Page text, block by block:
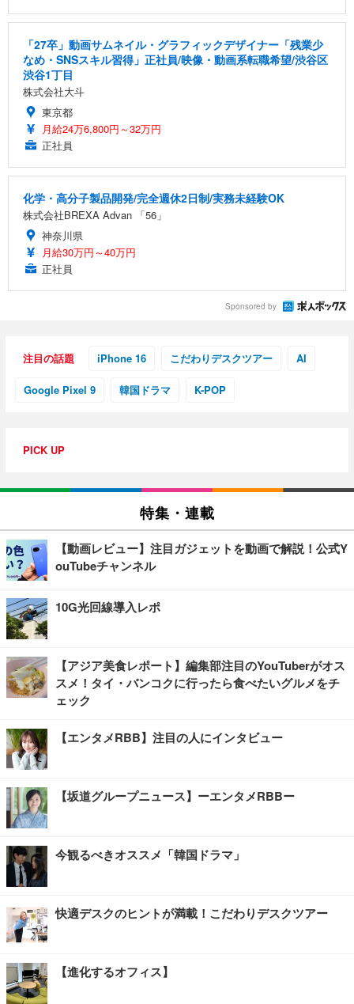
「27卒」動画サムネイル・グラフィックデザイナー「残業少
なめ・SNSスキル習得」正社員/映像・動画系転職希望/渋谷区
渋谷1丁目
株式会社大斗
東京都
月給24万6,800円～32万円
正社員
化学・高分子製品開発/完全週休2日制/実務未経験OK
株式会社BREXA Advan 「56」
神奈川県
月給30万円～40万円
正社員
Sponsored by
注目の話題 iPhone 16 こだわりデスクツアー AI
Google Pixel 9 韓国ドラマ K-POP
PICK UP
特集・連載
【動画レビュー】注目ガジェットを動画で解説！公式Y
ouTubeチャンネル
10G光回線導入レポ
【アジア美食レポート】編集部注目のYouTuberがオス
スメ！タイ・バンコクに行ったら食べたいグルメをチ
ェック
【エンタメRBB】注目の人にインタビュー
【坂道グループニュース】ーエンタメRBBー
今観るべきオススメ「韓国ドラマ」
快適デスクのヒントが満載！こだわりデスクツアー
【進化するオフィス】